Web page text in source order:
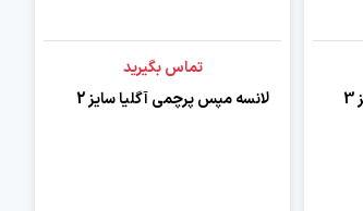
تماس بگیرید
لانسه مپس پرچمی آگلیا سایز 2